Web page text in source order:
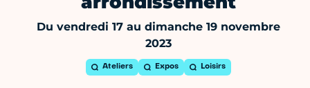
Du vendredi 17 au dimanche 19 novembre
2023
Ateliers Expos Loisirs